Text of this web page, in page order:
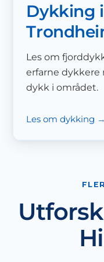
Dykking i
Les om
erfarne dykkere
dykk i området.
Les om dykking